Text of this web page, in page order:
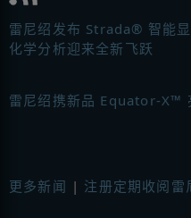
雷尼绍发布 Strada® 智能
化学分析迎来全新飞跃
雷尼绍携新品 Equator-X™
更多新闻 | 注册定期收阅雷